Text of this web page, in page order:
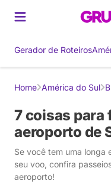
Gerador de Roteiros
Home América do Sul
7 coisas para
aeroporto de
Se você tem uma longa
seu voo, confira
aeroporto!